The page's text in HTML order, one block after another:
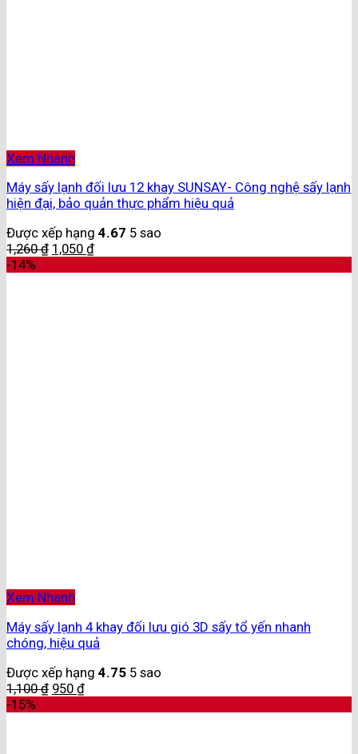
Xem Nhanh
Máy sấy lạnh đối lưu 12 khay SUNSAY- Công nghệ sấy lạnh
hiện đại, bảo quản thực phẩm hiệu quả
Được xếp hạng 4.67 5 sao
1,260₫ 1,050 ₫
-14%
Xem Nhanh
Máy sấy lạnh 4 khay đối lưu gió 3D sấy tổ yến nhanh
chóng, hiệu quả
Được xếp hạng 4.75 5 sao
1,100₫ 950 ₫
-15%